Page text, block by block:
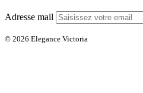
Adresse mail
© 2026 Elegance Victoria